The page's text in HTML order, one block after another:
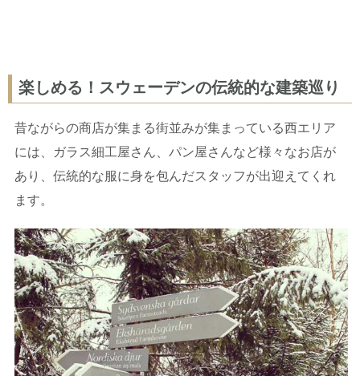
楽しめる！スウェーデンの伝統的な建築巡り
昔ながらの商店が集まる街並みが集まっている西エリア
には、ガラス細工屋さん、パン屋さんなど様々なお店が
あり、伝統的な服に身を包んだスタッフが出迎えてくれ
ます。